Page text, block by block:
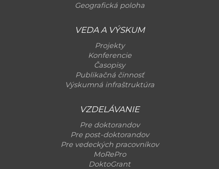
Geografická poloha
VEDA A VÝSKUM
Projekty
Konferencie
Časopisy
Publikačná činnosť
Výskumná infraštruktúra
VZDELÁVANIE
Pre doktorandov
Pre post-doktorandov
Pre vedeckých pracovníkov
MoRePro
DoktoGrant